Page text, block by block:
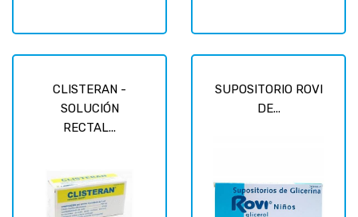
CLISTERAN -
SOLUCIÓN
RECTAL...
SUPOSITORIO ROVI
DE...